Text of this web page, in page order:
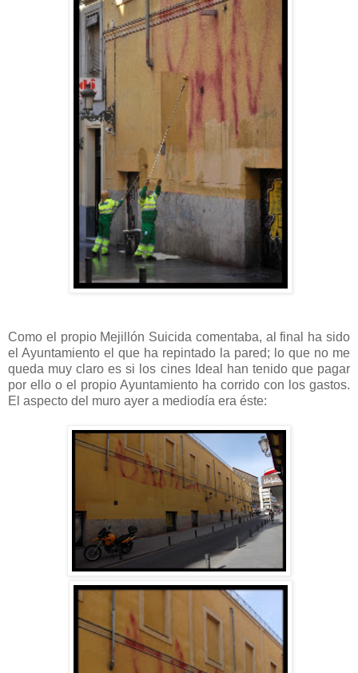
Como el propio Mejillón Suicida comentaba, al final ha sido
el Ayuntamiento el que ha repintado la pared; lo que no me
queda muy claro es si los cines Ideal han tenido que pagar
por ello o el propio Ayuntamiento ha corrido con los gastos.
El aspecto del muro ayer a mediodía era éste: